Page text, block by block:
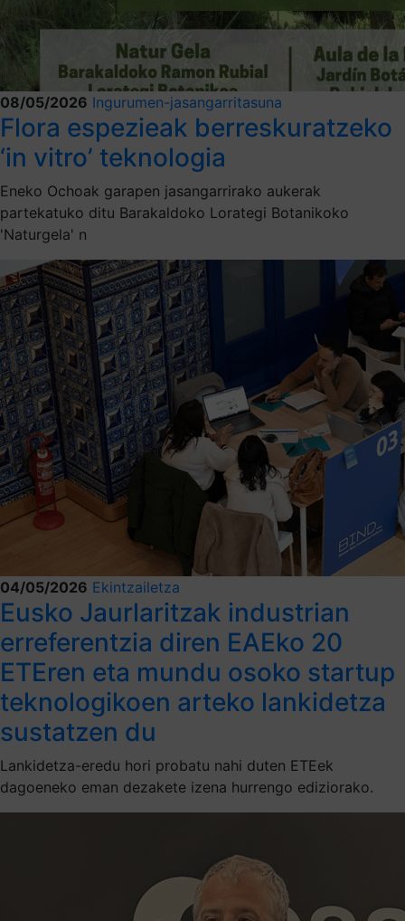
08/05/2026 Ingurumen-jasangarritasuna
Flora espezieak berreskuratzeko
‘in vitro’ teknologia
Eneko Ochoak garapen jasangarrirako aukerak
partekatuko ditu Barakaldoko Lorategi Botanikoko
'Naturgela' n
04/05/2026 Ekintzailetza
Eusko Jaurlaritzak industrian
erreferentzia diren EAEko 20
ETEren eta mundu osoko startup
teknologikoen arteko lankidetza
sustatzen du
Lankidetza-eredu hori probatu nahi duten ETEek
dagoeneko eman dezakete izena hurrengo ediziorako.